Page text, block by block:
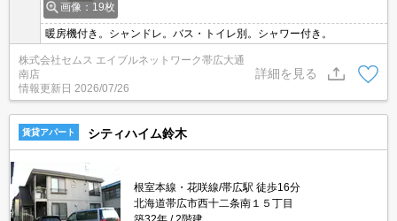
画像：19枚
暖房機付き。シャンドレ。バス・トイレ別。シャワー付き。
株式会社セムス エイブルネットワーク帯広大通
南店
情報更新日 2026/07/26
詳細を見る
賃貸アパート シティハイム鈴木
根室本線・花咲線/帯広駅 徒歩16分
北海道帯広市西十二条南１５丁目